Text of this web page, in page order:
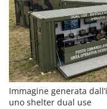
Immagine generata
uno shelter dual use